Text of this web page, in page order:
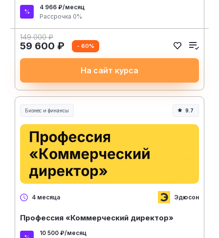
4 966 ₽/месяц
Рассрочка 0%
149 000 ₽
59 600 ₽ - 60%
На сайт курса
Бизнес и финансы 9.7
4 месяца Эдюсон
Профессия «Коммерческий директор»
10 500 ₽/месяц